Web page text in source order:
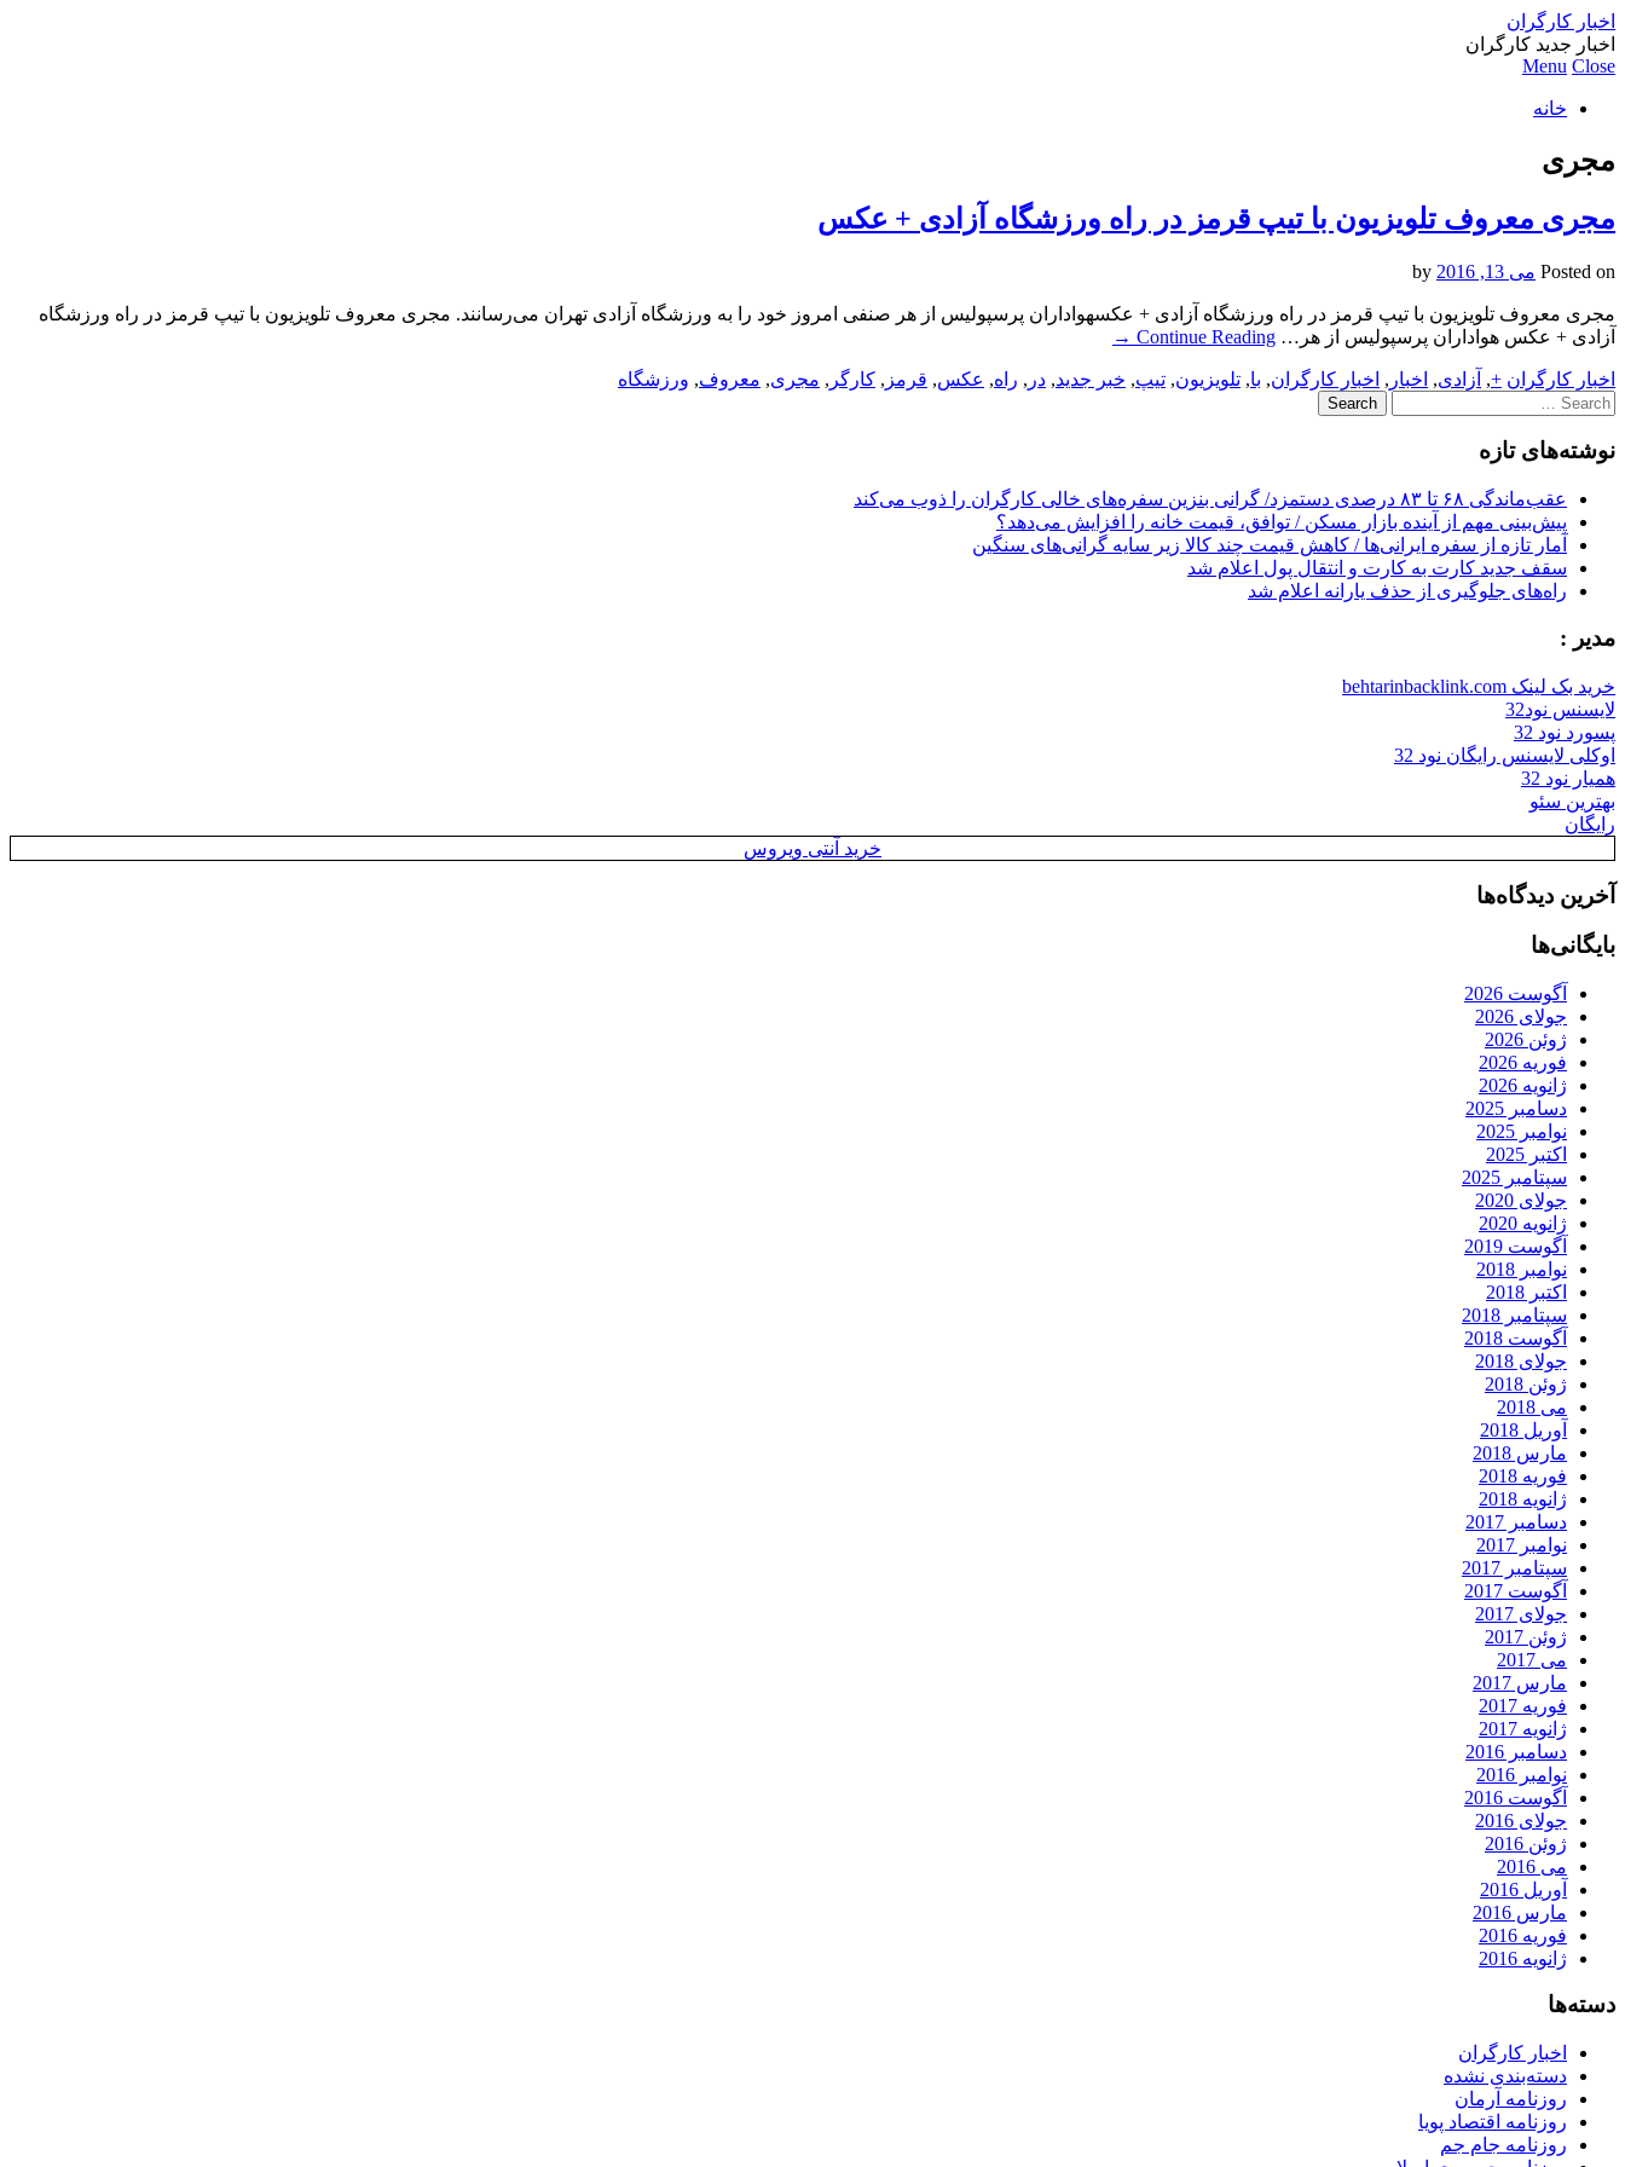
اخبار کارگران
اخبار جدید کارگران
Menu Close
خانه
مجری
مجری معروف تلویزیون با تیپ قرمز در راه ورزشگاه آزادی + عکس
Posted on می 13, 2016
مجری معروف تلویزیون با تیپ قرمز در راه ورزشگاه آزادی + عکسهواداران پرسپولیس از هر صنفی امروز خود را به ورزشگاه آزادی تهران می‌رسانند. مجری معروف تلویزیون با تیپ قرمز در راه ورزشگاه
آزادی + عکس هواداران پرسپولیس از هر… Continue Reading
→
اخبار کارگران +
, آزادی, اخبار , اخبار کارگران, با, تلویزیون, تیپ, خبر جدید, در , راه, عکس, قرمز , کارگر , مجری, معروف, ورزشگاه
Search
for:
نوشته‌های تازه
عقب‌ماندگی ۶۸ تا ۸۳ درصدی دستمزد/ گرانی بنزین سفره‌های خالی کارگران را ذوب می‌کند
پیش‌بینی مهم از آینده بازار مسکن / توافق، قیمت خانه را افزایش می‌دهد؟
آمار تازه از سفره ایرانی‌ها / کاهش قیمت چند کالا زیر سایه گرانی‌های سنگین
سقف جدید کارت به کارت و انتقال پول اعلام شد
راه‌های جلوگیری از حذف یارانه اعلام شد
مدیر :
خرید بک لینک behtarinbacklink.com
لایسنس نود32
پسورد نود 32
اوکلی لایسنس رایگان نود 32
همیار نود 32
بهترین سئو
رایگان
خرید آنتی ویروس
آخرین دیدگاه‌ها
بایگانی‌ها
آگوست 2026
جولای 2026
ژوئن 2026
فوریه 2026
ژانویه 2026
دسامبر 2025
نوامبر 2025
اکتبر 2025
سپتامبر 2025
جولای 2020
ژانویه 2020
آگوست 2019
نوامبر 2018
اکتبر 2018
سپتامبر 2018
آگوست 2018
جولای 2018
ژوئن 2018
می 2018
آوریل 2018
مارس 2018
فوریه 2018
ژانویه 2018
دسامبر 2017
نوامبر 2017
سپتامبر 2017
آگوست 2017
جولای 2017
ژوئن 2017
می 2017
مارس 2017
فوریه 2017
ژانویه 2017
دسامبر 2016
نوامبر 2016
آگوست 2016
جولای 2016
ژوئن 2016
می 2016
آوریل 2016
مارس 2016
فوریه 2016
ژانویه 2016
دسته‌ها
اخبار کارگران
دسته‌بندی نشده
روزنامه آرمان
روزنامه اقتصاد پویا
روزنامه جام جم